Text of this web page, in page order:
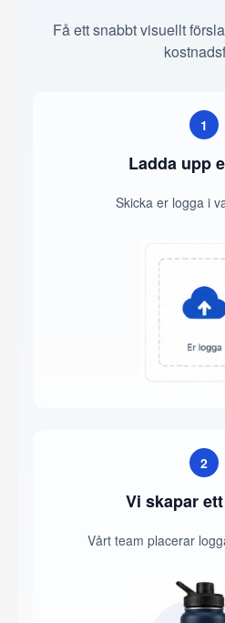
Få ett snabbt visuellt
1
Ladda upp
Skicka er logga i
2
Vi skapar
Vårt team placerar